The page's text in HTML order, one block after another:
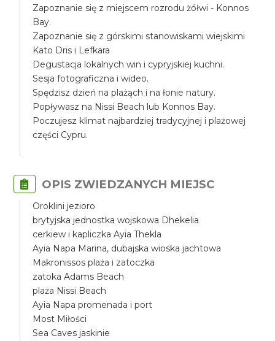
Zapoznanie się z miejscem rozrodu żółwi - Konnos
Bay.
Zapoznanie się z górskimi stanowiskami wiejskimi
Kato Dris i Lefkara
Degustacja lokalnych win i cypryjskiej kuchni.
Sesja fotograficzna i wideo.
Spędzisz dzień na plażąch i na łonie natury.
Popływasz na Nissi Beach lub Konnos Bay.
Poczujesz klimat najbardziej tradycyjnej i plażowej
części Cypru.
OPIS ZWIEDZANYCH MIEJSC
Oroklini jezioro
brytyjska jednostka wojskowa Dhekelia
cerkiew i kapliczka Ayia Thekla
Ayia Napa Marina, dubajska wioska jachtowa
Makronissos plaża i zatoczka
zatoka Adams Beach
plaża Nissi Beach
Ayia Napa promenada i port
Most Miłości
Sea Caves jaskinie